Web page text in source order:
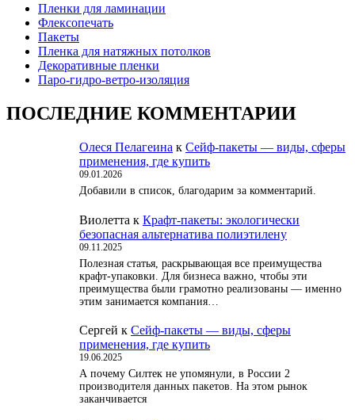
Пленки для ламинации
Флексопечать
Пакеты
Пленка для натяжных потолков
Декоративные пленки
Паро-гидро-ветро-изоляция
ПОСЛЕДНИЕ КОММЕНТАРИИ
Олеся Пелагеина к Сейф-пакеты — виды, сферы
применения, где купить
09.01.2026
Добавили в список, благодарим за комментарий.
Виолетта к Крафт-пакеты: экологически
безопасная альтернатива полиэтилену
09.11.2025
Полезная статья, раскрывающая все преимущества
крафт-упаковки. Для бизнеса важно, чтобы эти
преимущества были грамотно реализованы — именно
этим занимается компания…
Сергей к Сейф-пакеты — виды, сферы
применения, где купить
19.06.2025
А почему Силтек не упомянули, в России 2
производителя данных пакетов. На этом рынок
заканчивается